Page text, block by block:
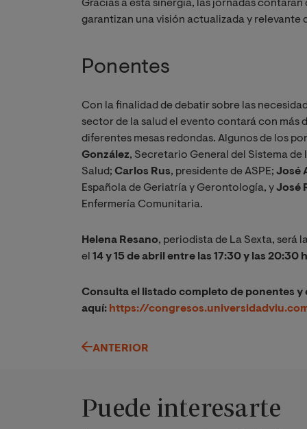
Gracias a esta sinergia, las jornadas
garantizan una visión actualizada y relevante
Ponentes
Con la finalidad de debatir sobre las
sector de la salud el evento contará con más
diferentes mesas redondas. Algunos de los
González, Secretario General del Sistema
Salud; Carlos Rus, presidente de ASPE; José
Española de Geriatría y Gerontología, yJosé
Enfermería Comunitaria.
Helena Resano, periodista de La Sexta, será
el 14 y 15 de abril entre las 17:30 y las 20:30
Consulta el listado completo de ponentes y
aquí: https://
ANTERIOR
Puede interesarte